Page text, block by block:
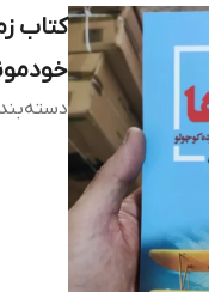
کتاب